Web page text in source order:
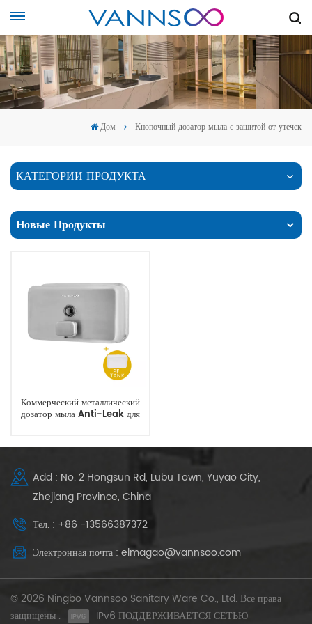
Дом Кнопочный дозатор мыла с защитой от утечек
КАТЕГОРИИ ПРОДУКТА
Новые Продукты
Коммерческий металлический
дозатор мыла Anti-Leak для
Add : No. 2 Hongsun Rd, Lubu Town, Yuyao City,
Zhejiang Province, China
Тел. : +86 -13566387372
Электронная почта : elmagao@vannsoo.com
© 2026 Ningbo Vannsoo Sanitary Ware Co., Ltd. Все права
защищены .
IPv6 ПОДДЕРЖИВАЕТСЯ СЕТЬЮ